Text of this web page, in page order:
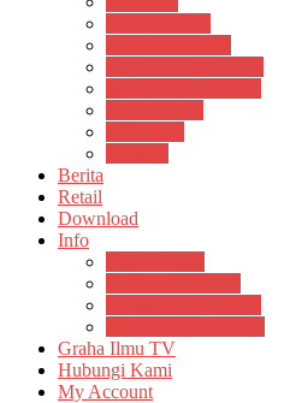
Berita
Retail
Download
Info
Graha Ilmu TV
Hubungi Kami
My Account